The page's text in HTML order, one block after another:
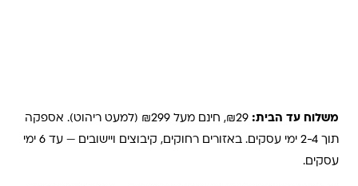
משלוח עד הבית: ₪29, חינם מעל ₪299 (למעט ריהוט). אספקה
תוך 2-4 ימי עסקים. באזורים רחוקים, קיבוצים ויישובים — עד 6 ימי
עסקים.